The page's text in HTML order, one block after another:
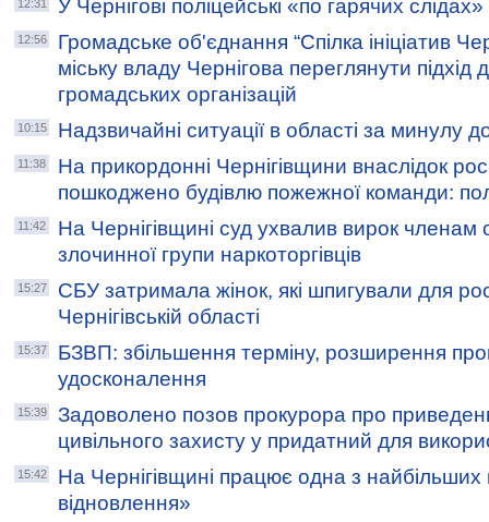
12:31 У Чернігові поліцейські «по гарячих
12:56
Громадське об'єднання “Спілка ініціатив
міську владу Чернігова переглянути
громадських організацій
10:15 Надзвичайні ситуації в області за минулу
11:38
На прикордонні Чернігівщини внаслідок
пошкоджено будівлю пожежної команди:
11:42
На Чернігівщині суд ухвалив вирок членам
злочинної групи наркоторгівців
15:27
СБУ затримала жінок, які шпигували для
Чернігівській області
15:37
БЗВП: збільшення терміну, розширення
удосконалення
15:39
Задоволено позов прокурора про
цивільного захисту у придатний для
15:42
На Чернігівщині працює одна з найбільших
відновлення»